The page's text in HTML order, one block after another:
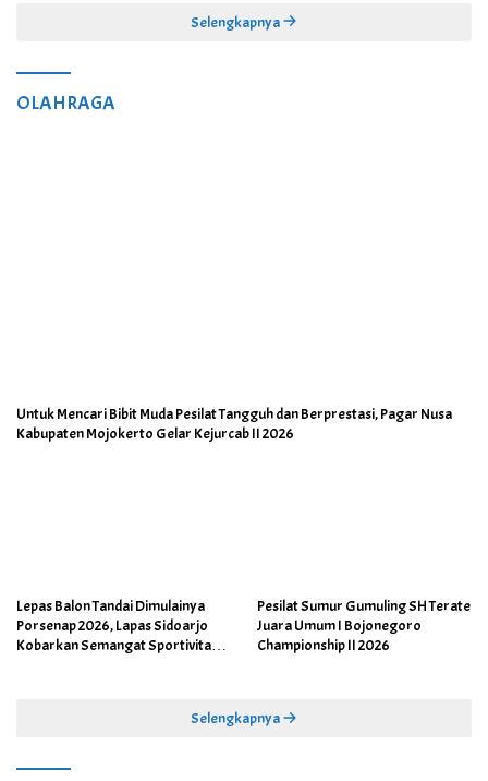
Selengkapnya
OLAHRAGA
Untuk Mencari Bibit Muda Pesilat Tangguh dan Berprestasi, Pagar Nusa
Kabupaten Mojokerto Gelar Kejurcab II 2026
Lepas Balon Tandai Dimulainya
Porsenap 2026, Lapas Sidoarjo
Kobarkan Semangat Sportivitas
Pesilat Sumur Gumuling SH Terate
Juara Umum I Bojonegoro
Championship II 2026
Selengkapnya